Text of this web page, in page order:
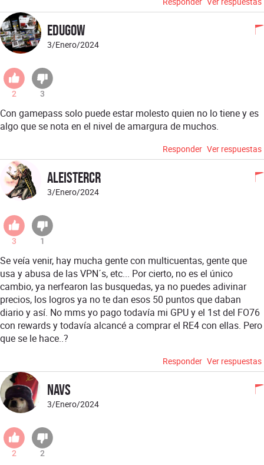
Edugow
3/Enero/2024
2 3
Con gamepass solo puede estar molesto quien no lo tiene y es
algo que se nota en el nivel de amargura de muchos.
Responder Ver respuestas
Aleistercr
3/Enero/2024
3 1
Se veía venir, hay mucha gente con multicuentas, gente que
usa y abusa de las VPN´s, etc... Por cierto, no es el único
cambio, ya nerfearon las busquedas, ya no puedes adivinar
precios, los logros ya no te dan esos 50 puntos que daban
diario y así. No mms yo pago todavía mi GPU y el 1st del FO76
con rewards y todavía alcancé a comprar el RE4 con ellas. Pero
que se le hace..?
Responder Ver respuestas
Navs
3/Enero/2024
2 2